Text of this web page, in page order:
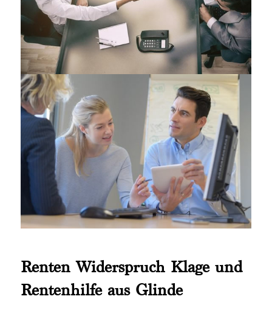
Renten Widerspruch Klage und
Rentenhilfe aus Glinde